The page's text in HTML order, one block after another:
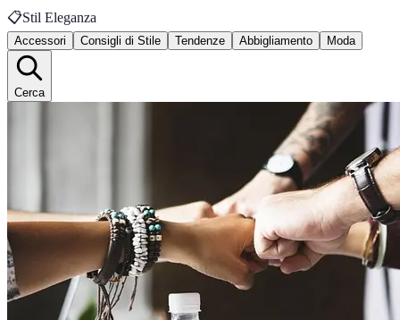
📋Stil Eleganza
Accessori Consigli di Stile Tendenze Abbigliamento Moda
Cerca